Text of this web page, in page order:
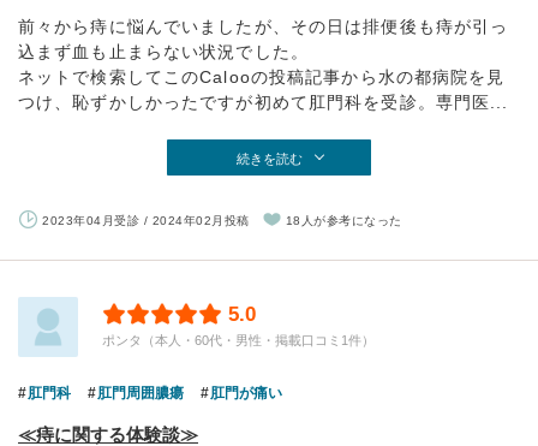
前々から痔に悩んでいましたが、その日は排便後も痔が引っ
込まず血も止まらない状況でした。
ネットで検索してこのCalooの投稿記事から水の都病院を見
つけ、恥ずかしかったですが初めて肛門科を受診。専門医...
続きを読む
2023年04月受診 / 2024年02月投稿 18人が参考になった
5.0
ポンタ（本人・60代・男性・掲載口コミ1件）
肛門科 肛門周囲膿瘍 肛門が痛い
≪痔に関する体験談≫